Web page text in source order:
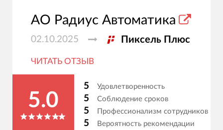
АО Радиус Автоматика
02.10.2025 Пиксель Плюс
ЧИТАТЬ ОТЗЫВ
5.0
5 Удовлетворенность
5 Соблюдение сроков
5 Профессионализм сотрудников
5 Вероятность рекомендации